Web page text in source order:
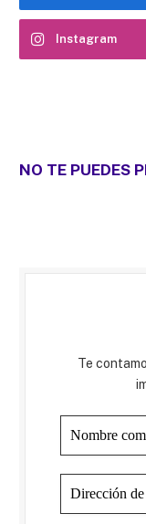
Instagram
NO TE PUEDES
Te